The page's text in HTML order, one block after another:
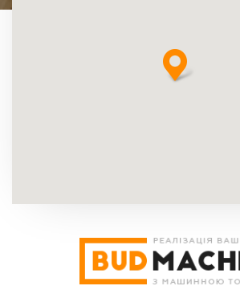
г. Хмельницкий, представитель
г. Херсон, представитель
г. Николаев, представитель